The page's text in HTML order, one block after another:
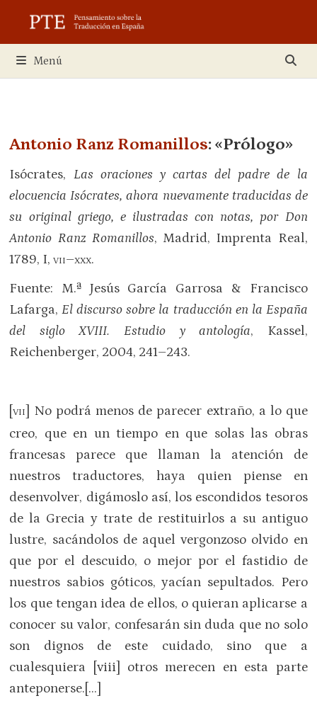
contenido
Menú
Antonio Ranz Romanillos: «Prólogo»
Isócrates, Las oraciones y cartas del padre de la
elocuencia Isócrates, ahora nuevamente traducidas de
su original griego, e ilustradas con notas, por Don
Antonio Ranz Romanillos, Madrid, Imprenta Real,
1789, I,vii–xxx.
Fuente: M.ª Jesús García Garrosa & Francisco
Lafarga,El discurso sobre la traducción en la España
del siglo XVIII. Estudio y antología, Kassel,
Reichenberger, 2004, 241–243.
[VII
] No podrá menos de parecer extraño, a lo que
creo, que en un tiempo en que solas las obras
francesas parece que llaman la atención de
nuestros traductores, haya quien piense en
desenvolver, digámoslo así, los escondidos tesoros
de la Grecia y trate de restituirlos a su antiguo
lustre, sacándolos de aquel vergonzoso olvido en
que por el descuido, o mejor por el fastidio de
nuestros sabios góticos, yacían sepultados. Pero
los que tengan idea de ellos, o quieran aplicarse a
conocer su valor, confesarán sin duda que no solo
son dignos de este cuidado, sino que a
cualesquiera [viii] otros merecen en esta parte
anteponerse.[…]